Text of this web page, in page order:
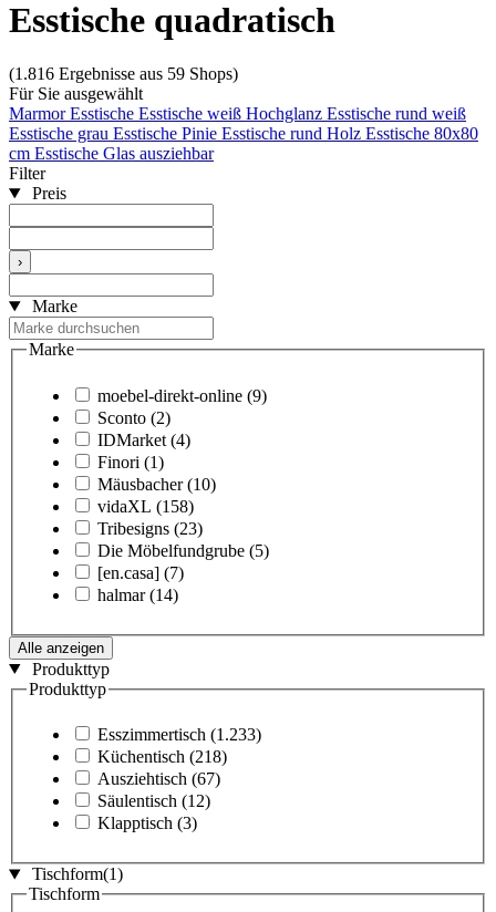
Esstische quadratisch
(1.816 Ergebnisse aus 59 Shops)
Für Sie ausgewählt
Marmor Esstische Esstische weiß Hochglanz Esstische rund weiß
Esstische grau Esstische Pinie Esstische rund Holz Esstische 80x80
cm Esstische Glas ausziehbar
Filter
Preis
›
Marke
Marke
moebel-direkt-online (9)
Sconto (2)
IDMarket (4)
Finori (1)
Mäusbacher (10)
vidaXL (158)
Tribesigns (23)
Die Möbelfundgrube (5)
[en.casa] (7)
halmar (14)
Alle anzeigen
Produkttyp
Produkttyp
Esszimmertisch (1.233)
Küchentisch (218)
Ausziehtisch (67)
Säulentisch (12)
Klapptisch (3)
Tischform(1)
Tischform